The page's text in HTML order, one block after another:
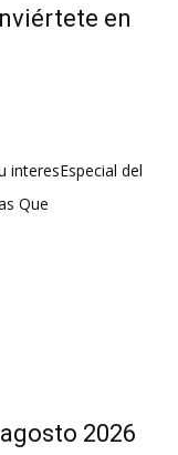
en
interesEspecial del
Que
2026